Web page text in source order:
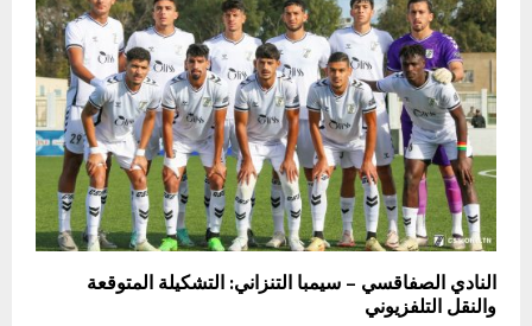
النادي الصفاقسي – سيمبا التنزاني: التشكيلة المتوقعة
والنقل التلفزيوني